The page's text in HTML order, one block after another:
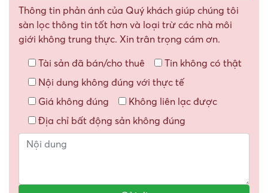
Thông tin phản ánh của Quý khách giúp chúng tôi
sàn lọc thông tin tốt hơn và loại trừ các nhà môi
giới không trung thực. Xin trân trọng cám ơn.
Tài sản đã bán/cho thuê
Tin không có thật
Nội dung không đúng với thực tế
Giá không đúng
Không liên lạc được
Địa chỉ bất động sản không đúng